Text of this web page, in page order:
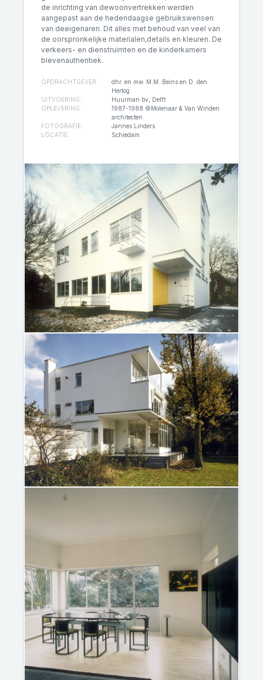
de inrichting van dewoonvertrekken werden
aangepast aan de hedendaagse gebruikswensen
van deeigenaren. Dit alles met behoud van veel van
de oorspronkelijke materialen,details en kleuren. De
verkeers- en dienstruimten en de kinderkamers
blevenauthentiek.
OPDRACHTGEVER:
dhr. en mw. M.M. Beins en D. den
Hertog
UITVOERING:
Huurman bv, Delft
OPLEVERING:
1987-1988 ©Molenaar & Van Winden
architecten
FOTOGRAFIE:
Jannes Linders
LOCATIE:
Schiedam